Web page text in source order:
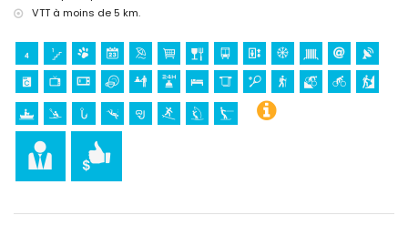
VTT à moins de 5 km.